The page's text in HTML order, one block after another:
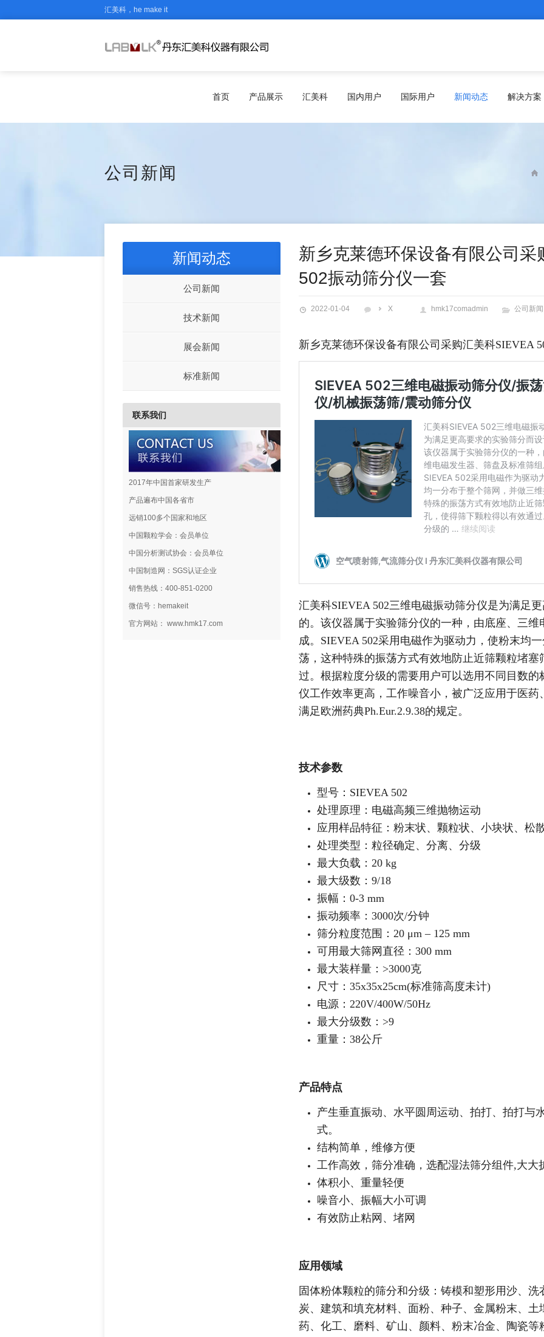
汇美科，he make it
首页 产品展示 汇美科 国内用户 国际用户 新闻动态 解决方案
公司新闻
新乡克莱德环保设备有限公司
502振动筛分仪一套
2022-01-04 X hmk17comadmin 公司新闻
新乡克莱德环保设备有限公司采购汇美科SIEVEA
汇美科SIEVEA 502三维电磁振动筛分仪是为满足
的。该仪器属于实验筛分仪的一种，由底座、三
成。SIEVEA 502采用电磁作为驱动力，使粉末均
荡，这种特殊的振荡方式有效地防止近筛颗粒堵
过。根据粒度分级的需要用户可以选用不同目数
仪工作效率更高，工作噪音小，被广泛应用于医药
满足欧洲药典Ph.Eur.2.9.38的规定。
技术参数
型号：SIEVEA 502
处理原理：电磁高频三维抛物运动
应用样品特征：粉末状、颗粒状、小块状、松
处理类型：粒径确定、分离、分级
最大负载：20 kg
最大级数：9/18
振幅：0-3 mm
振动频率：3000次/分钟
筛分粒度范围：20 μm – 125 mm
可用最大筛网直径：300 mm
最大装样量：>3000克
尺寸：35x35x25cm(标准筛高度未计)
电源：220V/400W/50Hz
最大分级数：>9
重量：38公斤
产品特点
产生垂直振动、水平圆周运动、拍打、拍打与
式。
结构简单，维修方便
工作高效，筛分准确，选配湿法筛分组件,大大
体积小、重量轻便
噪音小、振幅大小可调
有效防止粘网、堵网
应用领域
固体粉体颗粒的筛分和分级：铸模和塑形用沙、
炭、建筑和填充材料、面粉、种子、金属粉末、
药、化工、磨料、矿山、颜料、粉末冶金、陶瓷
新闻动态
公司新闻
技术新闻
展会新闻
标准新闻
联系我们
2017年中国首家研发生产
产品遍布中国各省市
远销100多个国家和地区
中国颗粒学会：会员单位
中国分析测试协会：会员单位
中国制造网：SGS认证企业
销售热线：400-851-0200
微信号：hemakeit
官方网站： www.hmk17.com